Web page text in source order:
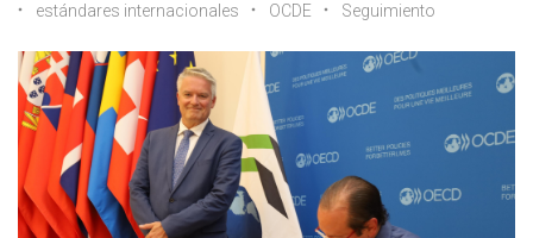
estándares internacionales
OCDE Seguimiento